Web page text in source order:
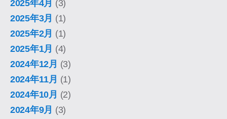
2025年4月 (3)
2025年3月 (1)
2025年2月 (1)
2025年1月 (4)
2024年12月 (3)
2024年11月 (1)
2024年10月 (2)
2024年9月 (3)